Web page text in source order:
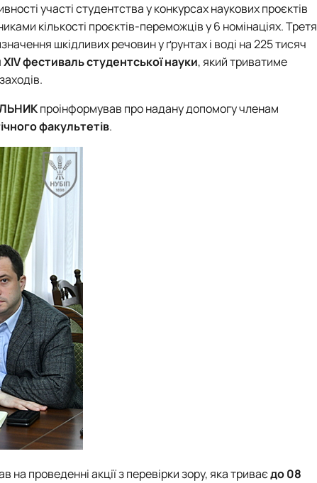
участі студентства у конкурсах наукових проєктів
кількості проєктів-переможців у 6 номінаціях. Третя
шкідливих речовин у ґрунтах і воді на 225 тисяч
XIV фестиваль студентської науки, який триватиме
проінформував про надану допомогу членам
факультетів.
на проведенні акції з перевірки зору, яка триваєдо08